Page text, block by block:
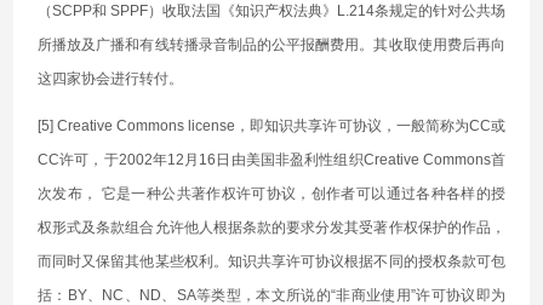
（SCPP和 SPPF）收取法国《知识产权法典》L.214条规定的针对公共场
所播放及广播和有线转播录音制品的公平报酬费用。其收取使用费后再向
这四家协会进行转付。
[5] Creative Commons license，即知识共享许可协议，一般简称为CC或
CC许可，于2002年12月16日由美国非盈利性组织Creative Commons首
次发布， 它是一种公共著作权许可协议，创作者可以通过各种各样的授
权形式及条款组合允许他人根据条款的要求分发其受著作权保护的作品，
而同时又保留其他某些权利。知识共享许可协议根据不同的授权条款可包
括：BY、NC、ND、SA等类型，本文所说的“非商业使用”许可协议即为